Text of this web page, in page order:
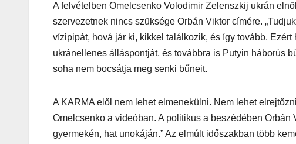
A felvételben Omelcsenko Volodimir Zelenszkij ukrán
szervezetnek nincs szüksége Orbán Viktor címére.
vízipipát, hová jár ki, kikkel találkozik, és így tovább.
ukránellenes álláspontját, és továbbra is Putyin háborús
soha nem bocsátja meg senki bűneit.
A KARMA elől nem lehet elmenekülni. Nem lehet
Omelcsenko a videóban. A politikus a beszédében
gyermekén, hat unokáján.” Az elmúlt időszakban több